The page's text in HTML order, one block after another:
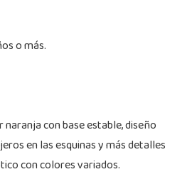
o más.
con base estable, diseño
en las esquinas y más detalles
con colores variados.